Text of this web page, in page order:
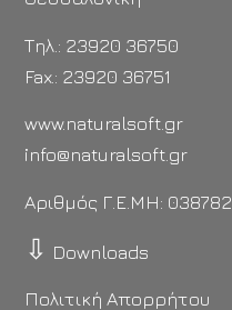
Τηλ.: 23920 36750
Fax.: 23920 36751
www.naturalsoft.gr
info@naturalsoft.gr
Αριθμός Γ.Ε.ΜΗ:
⇩ Downloads
Πολιτική Απορρήτου